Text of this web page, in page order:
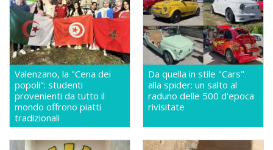
Valenzano, la "Cena dei
popoli": studenti
provenienti da tutto il
mondo offrono piatti
tradizionali
Da quella in stile "Cars"
alla spider: un salto al
raduno delle 500 d'epoca
rivisitate